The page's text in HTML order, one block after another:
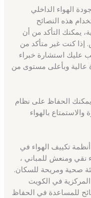
الهواء الداخلي
هذه النصائح
يمكنك التأكد من أن
إذا كنت غير متأكد من
عليك استشارة خبراء
عالية وبأعلى مستوى من
يمكنك الحفاظ على نظام
بالهواء
تكييف الهواء في
نقي ومنعش للمباني ،
صحية ومريحة للسكان.
في الكويت
للمساعدة في الحفاظ